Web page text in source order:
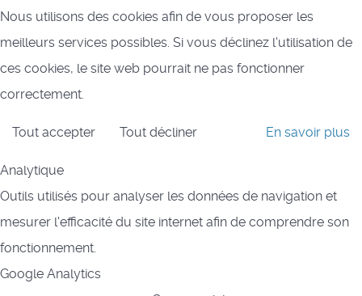
Nous utilisons des cookies afin de vous proposer les
meilleurs services possibles. Si vous déclinez l'utilisation de
ces cookies, le site web pourrait ne pas fonctionner
correctement.
Tout accepter Tout décliner En savoir plus
Analytique
Outils utilisés pour analyser les données de navigation et
mesurer l'efficacité du site internet afin de comprendre son
fonctionnement.
Google Analytics